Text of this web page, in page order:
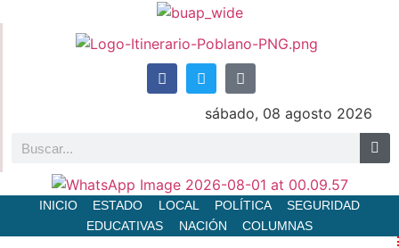
sábado, 08 agosto 2026
INICIO ESTADO LOCAL POLÍTICA
SEGURIDAD
EDUCATIVAS
NACIÓN COLUMNAS